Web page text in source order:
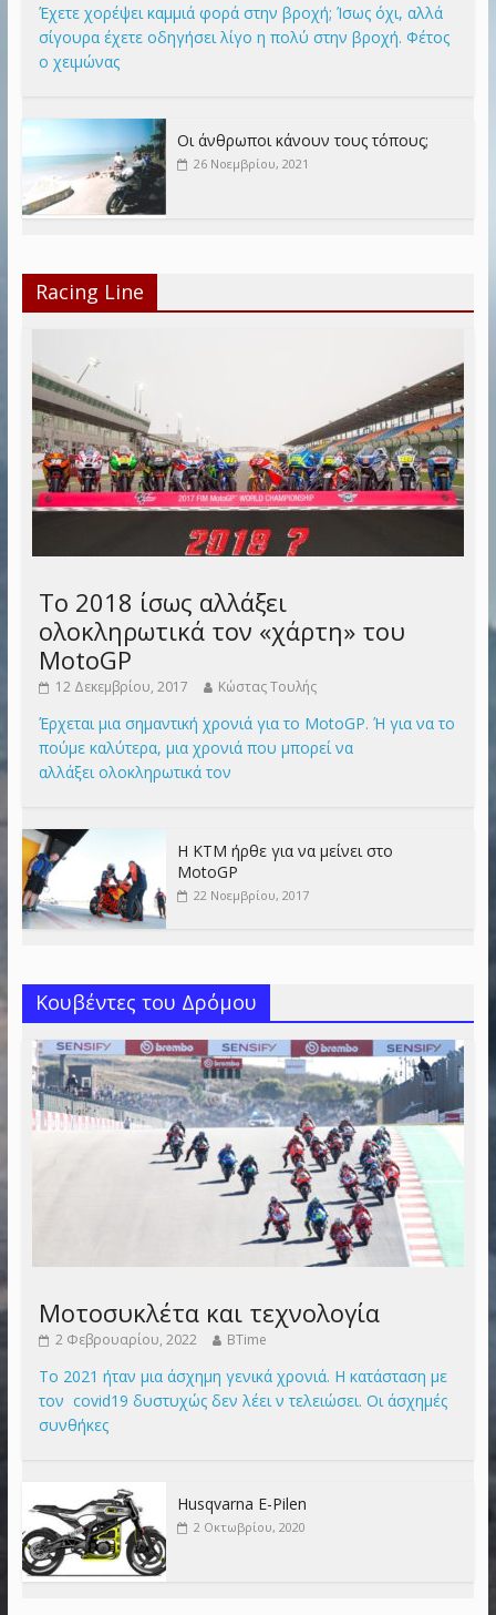
Έχετε χορέψει καμμιά φορά στην βροχή; Ίσως όχι, αλλά
σίγουρα έχετε οδηγήσει λίγο η πολύ στην βροχή. Φέτος
ο χειμώνας
Οι άνθρωποι κάνουν τους τόπους;
26 Νοεμβρίου, 2021
Racing Line
Το 2018 ίσως αλλάξει
ολοκληρωτικά τον «χάρτη» του
MotoGP
12 Δεκεμβρίου, 2017 Κώστας Τουλής
Έρχεται μια σημαντική χρονιά για το MotoGP. Ή για να το
πούμε καλύτερα, μια χρονιά που μπορεί να
αλλάξει ολοκληρωτικά τον
Η KTM ήρθε για να μείνει στο
MotoGP
22 Νοεμβρίου, 2017
Κουβέντες του Δρόμου
Μοτοσυκλέτα και τεχνολογία
2 Φεβρουαρίου, 2022 BTime
Το 2021 ήταν μια άσχημη γενικά χρονιά. Η κατάσταση με
τον covid19 δυστυχώς δεν λέει ν τελειώσει. Οι άσχημές
συνθήκες
Husqvarna E-Pilen
2 Οκτωβρίου, 2020